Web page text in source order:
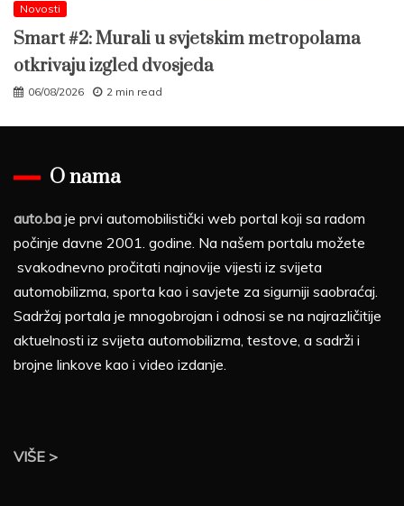
Novosti
Smart #2: Murali u svjetskim metropolama
otkrivaju izgled dvosjeda
06/08/2026 2 min read
O nama
auto.ba je prvi automobilistički web portal koji sa radom
počinje davne 2001. godine. Na našem portalu možete
svakodnevno pročitati najnovije vijesti iz svijeta
automobilizma, sporta kao i savjete za sigurniji saobraćaj.
Sadržaj portala je mnogobrojan i odnosi se na najrazličitije
aktuelnosti iz svijeta automobilizma, testove, a sadrži i
brojne linkove kao i video izdanje.
VIŠE >